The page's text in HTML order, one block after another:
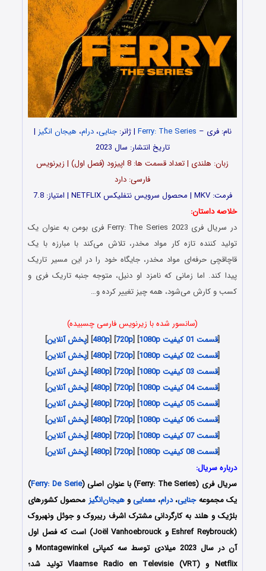
نام: فری – Ferry: The Series | ژانر:جنایی،درام، هیجان انگیز |
تاریخ انتشار: سال 2023
زبان: هلندی | تعداد قسمت‌‌‌‌ ها: 8 اپیزود (فصل اول) | زیرنویس
فارسی: دارد
فرمت: MKV | محصول سرویس نتفلیکس NETFLIX | امتیاز: 7.8
خلاصه داستان:
در سریال فری Ferry: The Series 2023 فری بومن به عنوان یک
تولید کننده تازه کار مواد مخدر، تلاش می‌کند با مبارزه با یک
قاچاقچی حرفه‌ای مواد مخدر، جایگاه خود را در این مسیر تاریک
پیدا کند. اما زمانی که نامزد او دنیل، متوجه جنبه تاریک فری و
کسب و کارش می‌شود، همه چیز تغییر کرده و…
(سانسور شده با زیرنویس فارسی چسبیده)
[قسمت 01 کیفیت 1080p ] [
720p
] [
480p
] [پخش آنلاین]
[قسمت 02 کیفیت 1080p ] [
720p
] [
480p
] [پخش آنلاین]
[قسمت 03 کیفیت 1080p ] [
720p
] [
480p
] [پخش آنلاین]
[قسمت 04 کیفیت 1080p ] [
720p
] [
480p
] [پخش آنلاین]
[قسمت 05 کیفیت 1080p ] [
720p
] [
480p
] [پخش آنلاین]
[قسمت 06 کیفیت 1080p ] [
720p
] [
480p
] [پخش آنلاین]
[قسمت 07 کیفیت 1080p ] [
720p
] [
480p
] [پخش آنلاین]
[قسمت 08 کیفیت 1080p ] [
720p
] [
480p
] [پخش آنلاین]
درباره سریال:
سریال فری (Ferry: The Series) با عنوان اصلی (
Ferry: De Serie
)
یک مجموعهجنایی،درام، معماییوهیجان‌انگیز محصول کشورهای
بلژیک و هلند به کارگردانی مشترک اشرف ریبروک و جوئل ونهبروک
(Eshref Reybrouck و Joël Vanhoebrouck) است که فصل اول
آن در سال 2023 میلادی توسط سه کمپانی Montagewinkel و
Netflix و Vlaamse Radio en Televisie (VRT) تولید شد؛